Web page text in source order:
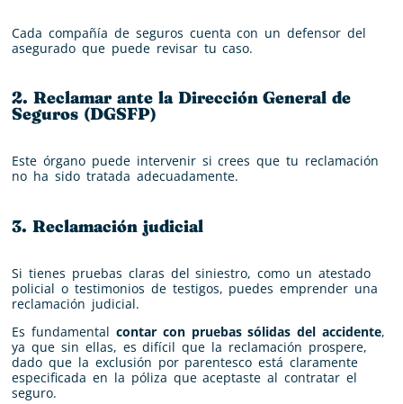
Cada compañía de seguros cuenta con un defensor del
asegurado que puede revisar tu caso.
2. Reclamar ante la Dirección General de
Seguros (DGSFP)
Este órgano puede intervenir si crees que tu reclamación
no ha sido tratada adecuadamente.
3. Reclamación judicial
Si tienes pruebas claras del siniestro, como un atestado
policial o testimonios de testigos, puedes emprender una
reclamación judicial.
Es fundamental contar con pruebas sólidas del accidente,
ya que sin ellas, es difícil que la reclamación prospere,
dado que la exclusión por parentesco está claramente
especificada en la póliza que aceptaste al contratar el
seguro.